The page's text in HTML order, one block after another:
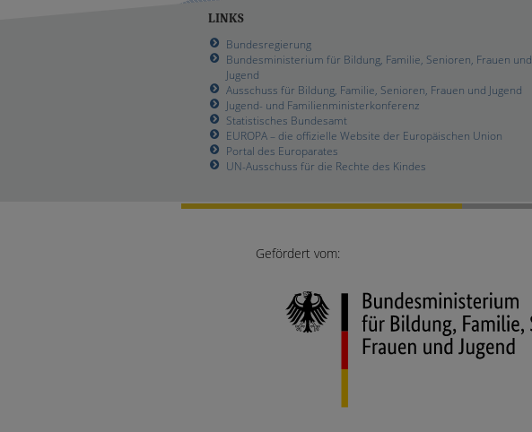
LINKS
Bundesregierung
Bundesministerium für Bildung, Familie, Senioren, Frauen und
Jugend
Ausschuss für Bildung, Familie, Senioren, Frauen und Jugend
Jugend- und Familienministerkonferenz
Statistisches Bundesamt
EUROPA – die offizielle Website der Europäischen Union
Portal des Europarates
UN-Ausschuss für die Rechte des Kindes
Gefördert vom: